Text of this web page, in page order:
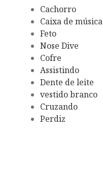
Cachorro
Caixa de música
Feto
Nose Dive
Cofre
Assistindo
Dente de leite
vestido branco
Cruzando
Perdiz